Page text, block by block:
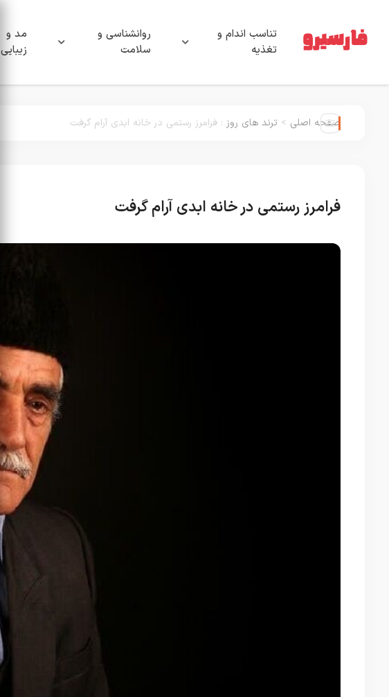
تناسب اندام و
تغذیه
روانشناسی و
سلامت
مد و
زیبایی
صفحه اصلی > ترند های روز : فرامرز رستمی در خانه ابدی آرام گرفت
فرامرز رستمی در خانه ابدی آرام گرفت